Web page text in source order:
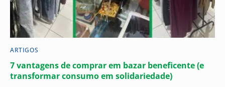
ARTIGOS
7 vantagens de comprar em bazar beneficente (e
transformar consumo em solidariedade)